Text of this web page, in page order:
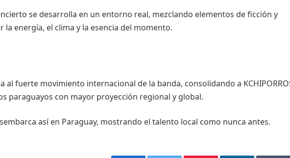
se desarrolla en un entorno real, mezclando elementos de ficción y
energía, el clima y la esencia del momento.
al fuerte movimiento internacional de la banda, consolidando a
paraguayos con mayor proyección regional y global.
así en Paraguay, mostrando el talento local como nunca antes.